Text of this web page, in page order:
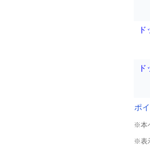
ポ
※本
※表